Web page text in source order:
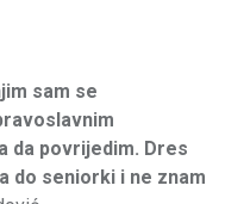
sam se
da povrijedim. Dres
do seniorki i ne znam